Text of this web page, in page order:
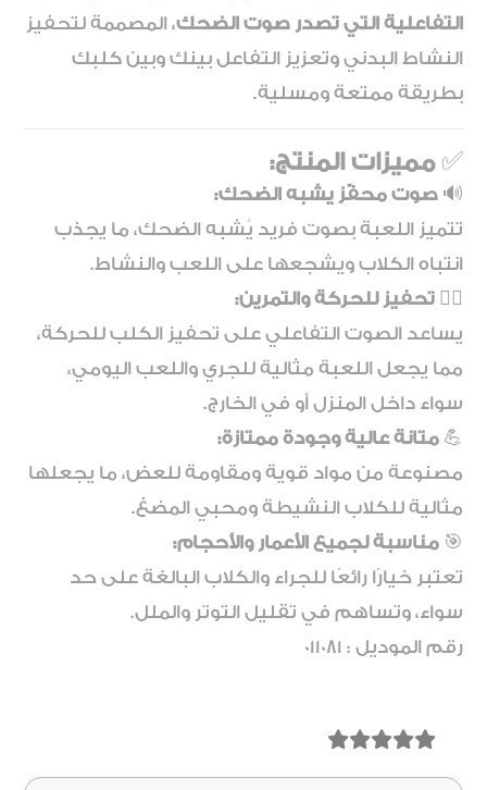
التفاعلية التي تصدر صوت الضحك، المصممة لتحفيز
النشاط البدني وتعزيز التفاعل بينك وبين كلبك
بطريقة ممتعة ومسلية.
✅مميزات المنتج:
🔊صوت محفّز يشبه الضحك:
تتميز اللعبة بصوت فريد يُشبه الضحك، ما يجذب
انتباه الكلاب ويشجعها على اللعب والنشاط.
🏃‍♂️تحفيز للحركة والتمرين:
يساعد الصوت التفاعلي على تحفيز الكلب للحركة،
مما يجعل اللعبة مثالية للجري واللعب اليومي،
سواء داخل المنزل أو في الخارج.
💪متانة عالية وجودة ممتازة:
مصنوعة من مواد قوية ومقاومة للعض، ما يجعلها
مثالية للكلاب النشيطة ومحبي المضغ.
🎯مناسبة لجميع الأعمار والأحجام:
تعتبر خيارًا رائعًا للجراء والكلاب البالغة على حد
سواء، وتساهم في تقليل التوتر والملل.
رقم الموديل : 011081